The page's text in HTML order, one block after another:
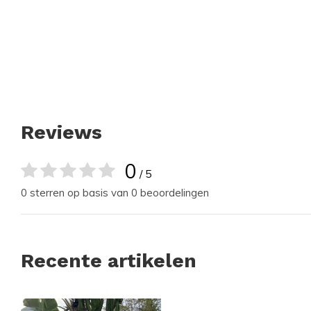
Reviews
0 / 5
0 sterren op basis van 0 beoordelingen
Recente artikelen